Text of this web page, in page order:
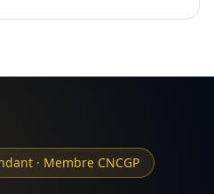
· Membre CNCGP